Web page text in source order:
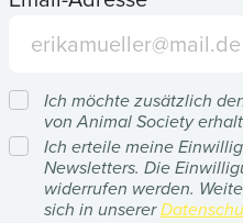
Ich möchte zusätzlich
von Animal Society
Ich erteile meine
Newsletters. Die
widerrufen werden.
sich in unserer